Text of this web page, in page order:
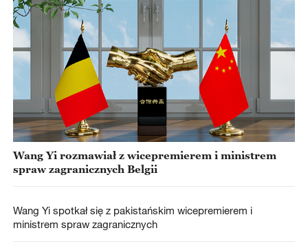
Wang Yi rozmawiał z wicepremierem i ministrem
spraw zagranicznych Belgii
Wang Yi spotkał się z pakistańskim wicepremierem i
ministrem spraw zagranicznych